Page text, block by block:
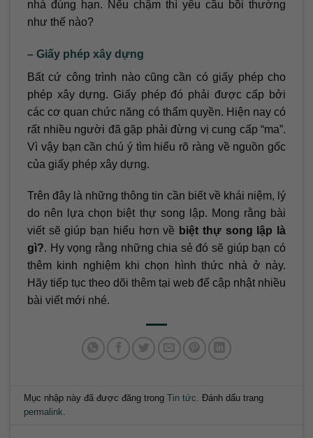
nhà đúng hạn. Nếu chậm thì yêu cầu bồi thường
như thế nào?
– Giấy phép xây dựng
Bất cứ công trình nào cũng cần có giấy phép cho
phép xây dựng. Giấy phép đó phải được cấp bởi
các cơ quan chức năng có thẩm quyền. Hiện nay có
rất nhiều người đã gặp phải đừng vị cung cấp “ma”.
Vì vậy bạn cần chú ý tìm hiểu rõ ràng về nguồn gốc
của giấy phép xây dựng.
Trên đây là những thông tin cần biết về khái niệm, lý
do nên lựa chọn biệt thự song lập. Mong rằng bài
viết sẽ giúp bạn hiểu hơn về biệt thự song lập là
gì?. Hy vọng rằng những chia sẻ đó sẽ giúp bạn có
thêm kinh nghiệm khi chọn hình thức nhà ở này.
Hãy tiếp tục theo dõi thêm tại web để cập nhật nhiều
bài viết mới nhé.
Mục nhập này đã được đăng trongTin tức . Đánh dấu trang
permalink